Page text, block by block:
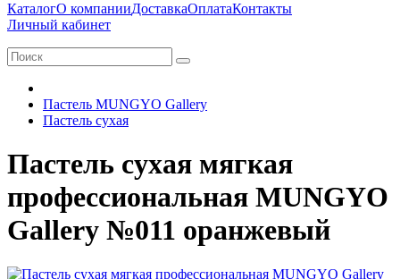
КаталогО компанииДоставкаОплатаКонтакты
Личный кабинет
Пастель MUNGYO Gallery
Пастель сухая
Пастель сухая мягкая
профессиональная MUNGYO
Gallery №011 оранжевый